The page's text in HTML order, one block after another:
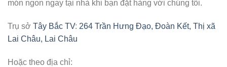
món ngon ngay tại nhà khi bạn đặt hàng với chúng tôi.
Trụ sở Tây Bắc TV: 264 Trần Hưng Đạo, Đoàn Kết, Thị xã
Lai Châu, Lai Châu
Hoặc theo địa chỉ: